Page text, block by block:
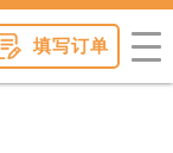
填写订单